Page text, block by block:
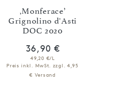
‚Monferace’
Grignolino d'Asti
DOC 2020
36,90 €
49,20 €/L
Preis inkl. MwSt. zzgl. 4,95
€ Versand